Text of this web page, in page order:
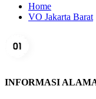
Home
VO Jakarta Barat
INFORMASI